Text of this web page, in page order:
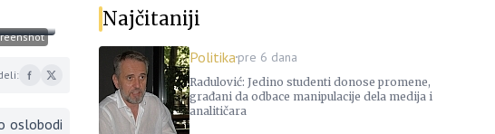
oslobodi
Najčitaniji
Politikapre 6 dana
Radulović: Jedino studenti donose promene,
građani da odbace manipulacije dela medija i
analitičara